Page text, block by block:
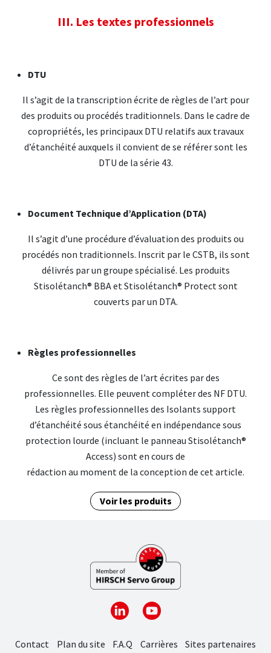
III. Les textes professionnels
DTU
Il s’agit de la transcription écrite de règles de l’art pour
des produits ou procédés traditionnels. Dans le cadre de
copropriétés, les principaux DTU relatifs aux travaux
d’étanchéité auxquels il convient de se référer sont les
DTU de la série 43.
Document Technique d’Application (DTA)
Il s’agit d’une procédure d’évaluation des produits ou
procédés non traditionnels. Inscrit par le CSTB, ils sont
délivrés par un groupe spécialisé. Les produits
Stisolétanch® BBA et Stisolétanch® Protect sont
couverts par un DTA.
Règles professionnelles
Ce sont des règles de l’art écrites par des
professionnelles. Elle peuvent compléter des NF DTU.
Les règles professionnelles des Isolants support
d’étanchéité sous étanchéité en indépendance sous
protection lourde (incluant le panneau Stisolétanch®
Access) sont en cours de
rédaction au moment de la conception de cet article.
Voir les produits
Contact Plan du site F.A.Q Carrières Sites partenaires